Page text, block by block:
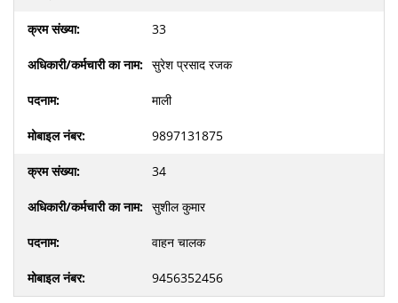
33
सुरेश प्रसाद रजक
माली
9897131875
34
सुशील कुमार
वाहन चालक
9456352456